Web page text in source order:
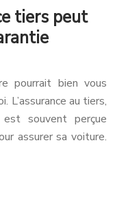
tiers peut
pourrait bien vous
L’assurance au tiers,
souvent perçue
assurer sa voiture.